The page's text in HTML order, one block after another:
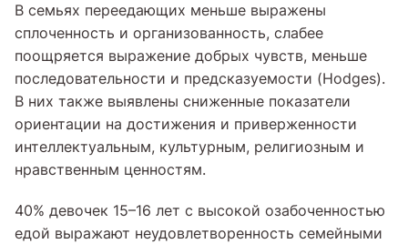
В семьях переедающих меньше выражены
сплоченность и организованность, слабее
поощряется выражение добрых чувств, меньше
последовательности и предсказуемости (Hodges).
В них также выявлены сниженные показатели
ориентации на достижения и приверженности
интеллектуальным, культурным, религиозным и
нравственным ценностям.
40% девочек 15–16 лет с высокой озабоченностью
едой выражают неудовлетворенность семейными